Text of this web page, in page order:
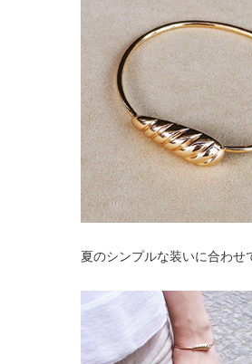
夏のシンプルな装いに合わせ